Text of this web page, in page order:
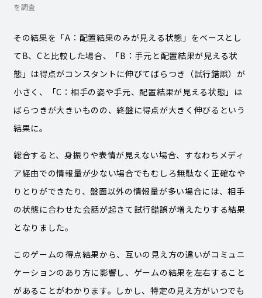
を調査
その結果を「A：配置結果のみが見える状態」をベースとし
てB、Cと比較した場合、「B：手元と配置結果が見える状
態」は得点がコンスタントに伸びてばらつき（試行錯誤）が
小さく、「C：相手の姿や手元、配置結果が見える状態」は
ばらつきが大きいものの、終盤に得点が大きく伸びるという
結果に。
総合すると、身振りや表情が見えない場合、すなわちメディ
ア経由での情報量が少ない場合でもむしろ無駄なく正確なや
りとりができたり、盤面以外の情報量が多い場合には、相手
の状態に合わせた会話が起きて試行錯誤が増えたりする結果
となりました。
このゲームの得点結果から、互いの見え方の違いがコミュニ
ケーションのあり方に影響し、ゲームの結果を左右すること
があることがわかります。しかし、特定の見え方がいつでも